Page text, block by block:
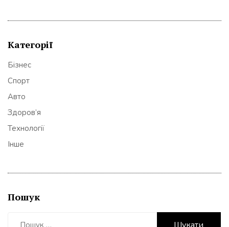
Категорії
Бізнес
Спорт
Авто
Здоров’я
Технології
Інше
Пошук